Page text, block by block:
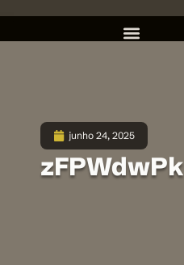
junho 24, 2025
zFPWdwPk